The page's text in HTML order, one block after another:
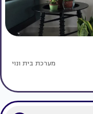
מערכת בית ונוי